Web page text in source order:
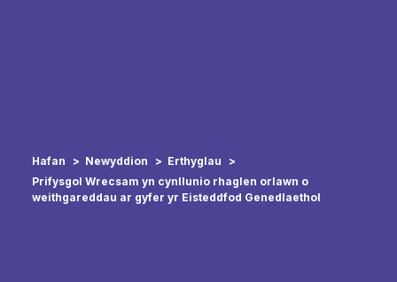
Hafan Newyddion
Erthyglau
Prifysgol Wrecsam yn cynllunio rhaglen orlawn o
weithgareddau ar gyfer yr Eisteddfod Genedlaethol